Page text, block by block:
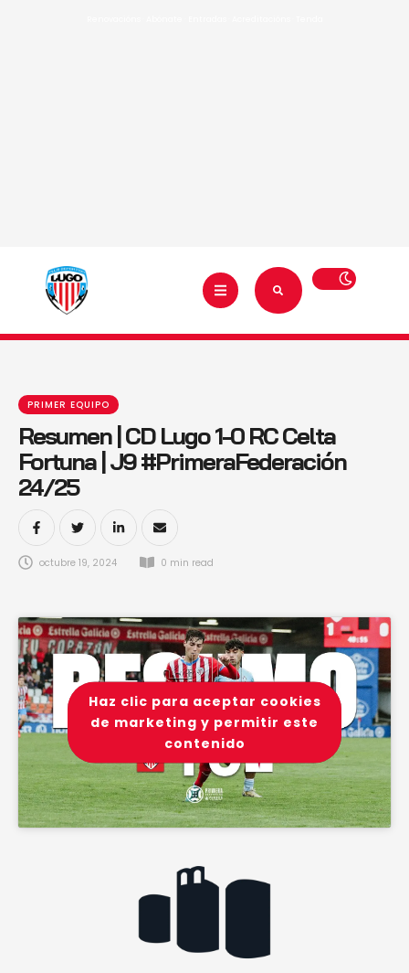
PRIMER EQUIPO
Resumen | CD Lugo 1-0 RC Celta
Fortuna | J9 #PrimeraFederación
24/25
octubre 19, 2024 0 min read
Haz clic para aceptar cookies
de marketing y permitir este
contenido